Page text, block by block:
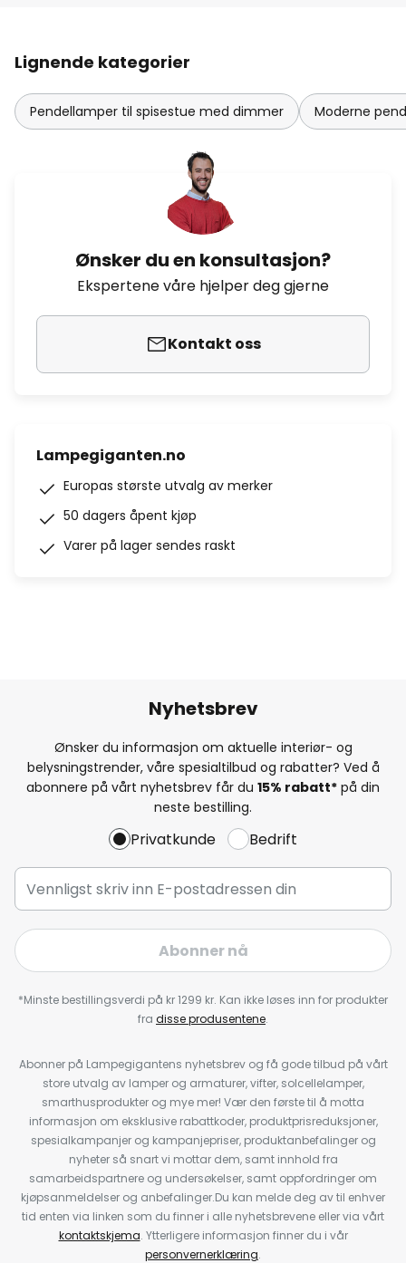
Lignende kategorier
Pendellamper til spisestue med dimmer Moderne
Ønsker du en konsultasjon?
Ekspertene våre hjelper deg gjerne
Kontakt oss
Lampegiganten.no
Europas største utvalg av merker
50 dagers åpent kjøp
Varer på lager sendes raskt
Nyhetsbrev
Ønsker du informasjon om aktuelle interiør- og
belysningstrender, våre spesialtilbud og rabatter? Ved å
abonnere på vårt nyhetsbrev får du 15% rabatt* på din
neste bestilling.
Privatkunde Bedrift
Abonner nå
*Minste bestillingsverdi på kr 1299 kr. Kan ikke løses inn for produkter
fra disse produsentene.
Abonner på Lampegigantens nyhetsbrev og få gode tilbud på vårt
store utvalg av lamper og armaturer, vifter, solcellelamper,
smarthusprodukter og mye mer! Vær den første til å motta
informasjon om eksklusive rabattkoder, produktprisreduksjoner,
spesialkampanjer og kampanjepriser, produktanbefalinger og
nyheter så snart vi mottar dem, samt innhold fra
samarbeidspartnere og undersøkelser, samt oppfordringer om
kjøpsanmeldelser og anbefalinger.Du kan melde deg av til enhver
tid enten via linken som du finner i alle nyhetsbrevene eller via vårt
kontaktskjema. Ytterligere informasjon finner du i vår
personvernerklæring.